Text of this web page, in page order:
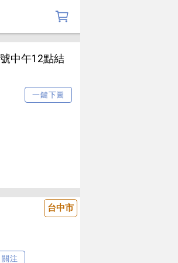
中午12點結
一鍵下圖
台中市
關注